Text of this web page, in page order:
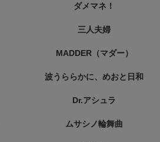
ダメマネ！
三人夫婦
MADDER（マダー）
波うららかに、めおと日和
Dr.アシュラ
ムサシノ輪舞曲